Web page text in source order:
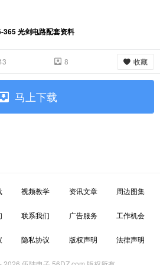
365 光剑电路配套资料
8 收藏
马上下载
视频教学 资讯文章 周边图集
联系我们 广告服务 工作机会
隐私协议 版权声明 法律声明